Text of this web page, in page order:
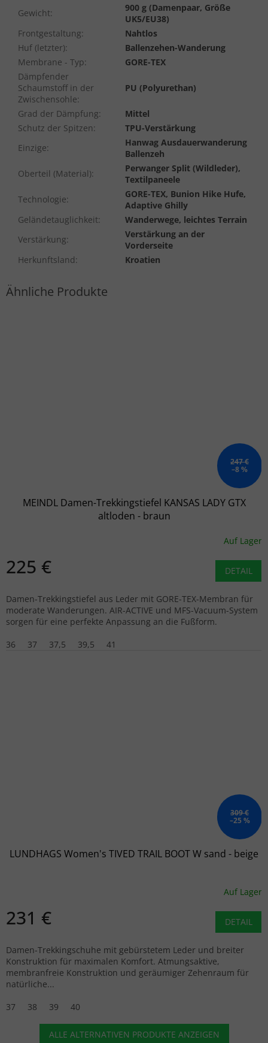
Gewicht:
900 g (Damenpaar, Größe
UK5/EU38)
Frontgestaltung:
Nahtlos
Huf (letzter):
Ballenzehen-Wanderung
Membrane - Typ:
GORE-TEX
Dämpfender
Schaumstoff in der
Zwischensohle:
PU (Polyurethan)
Grad der Dämpfung:
Mittel
Schutz der Spitzen:
TPU-Verstärkung
Einzige:
Hanwag Ausdauerwanderung
Ballenzeh
Oberteil (Material):
Perwanger Split (Wildleder),
Textilpaneele
Technologie:
GORE-TEX, Bunion Hike Hufe,
Adaptive Ghilly
Geländetauglichkeit:
Wanderwege, leichtes Terrain
Verstärkung:
Verstärkung an der
Vorderseite
Herkunftsland: Kroatien
247 €
–8 %
MEINDL Damen-Trekkingstiefel KANSAS LADY GTX
altloden - braun
Auf Lager
225 € DETAIL
Damen-Trekkingstiefel aus Leder mit GORE-TEX-Membran für
moderate Wanderungen. AIR-ACTIVE und MFS-Vacuum-System
sorgen für eine perfekte Anpassung an die Fußform.
36
37 37,5 39,5 41
309 €
–25 %
LUNDHAGS Women's TIVED TRAIL BOOT W sand - beige
Auf Lager
231 € DETAIL
Damen-Trekkingschuhe mit gebürstetem Leder und breiter
Konstruktion für maximalen Komfort. Atmungsaktive,
membranfreie Konstruktion und geräumiger Zehenraum für
natürliche...
37
38 39 40
ALLE ALTERNATIVEN PRODUKTE ANZEIGEN